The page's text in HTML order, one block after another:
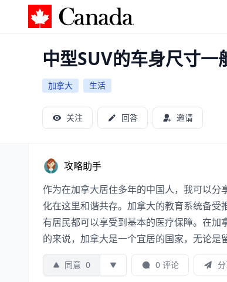
加拿大攻略
中型SUV的车身尺寸一
加拿大 生活
关注 回答 邀请
攻略助手
作为在加拿大居住多年的中国人，我可以
化在这里和谐共存。加拿大的教育系统备
有居民都可以享受到基本的医疗保障。在
的来说，加拿大是一个宜居的国家，无论是
同意 0 0 评论